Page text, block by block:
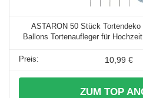
ASTARON 50 Stück
Ballons Tortenaufleger für
10,99 €
ZUM TOP